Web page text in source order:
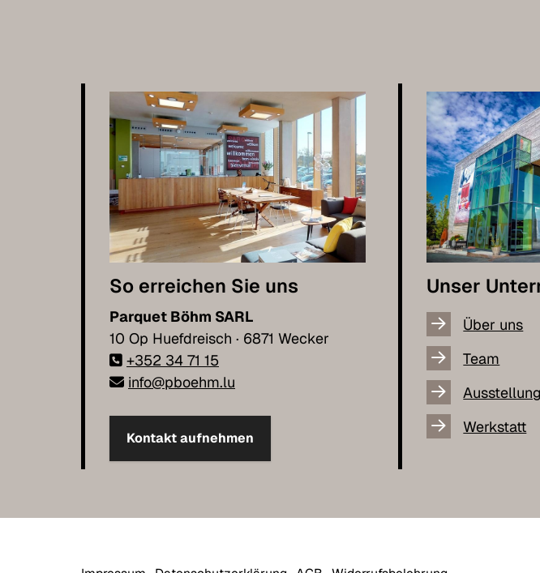
So erreichen Sie uns
Parquet Böhm SARL
10 Op Huefdreisch · 6871 Wecker
+352 34 71 15
info@pboehm.lu
Kontakt aufnehmen
Unser
Über uns
Team
Ausstellung
Werkstatt